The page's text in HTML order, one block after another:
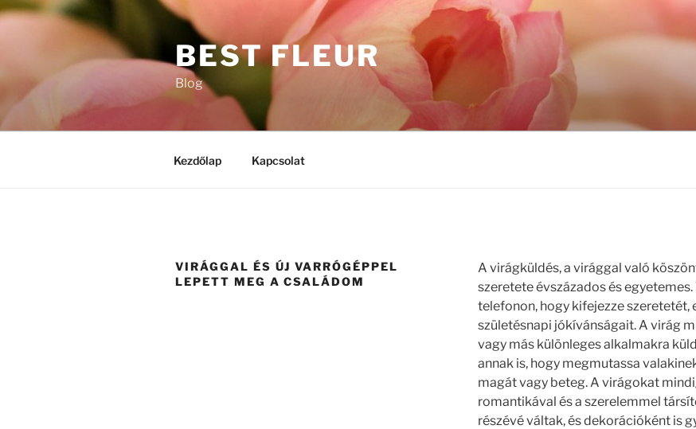
Tartalomhoz
BEST FLEUR
Blog
Kezdőlap Kapcsolat
VIRÁGGAL ÉS ÚJ VARRÓGÉPPEL
LEPETT MEG A CSALÁDOM
A virágküldés, a virággal való
szeretete évszázados és
telefonon, hogy kifejezze
születésnapi jókívánságait. A virág
vagy más különleges alkalmakra
annak is, hogy megmutassa
magát vagy beteg. A virágokat
romantikával és a szerelemmel
részévé váltak, és dekorációként is